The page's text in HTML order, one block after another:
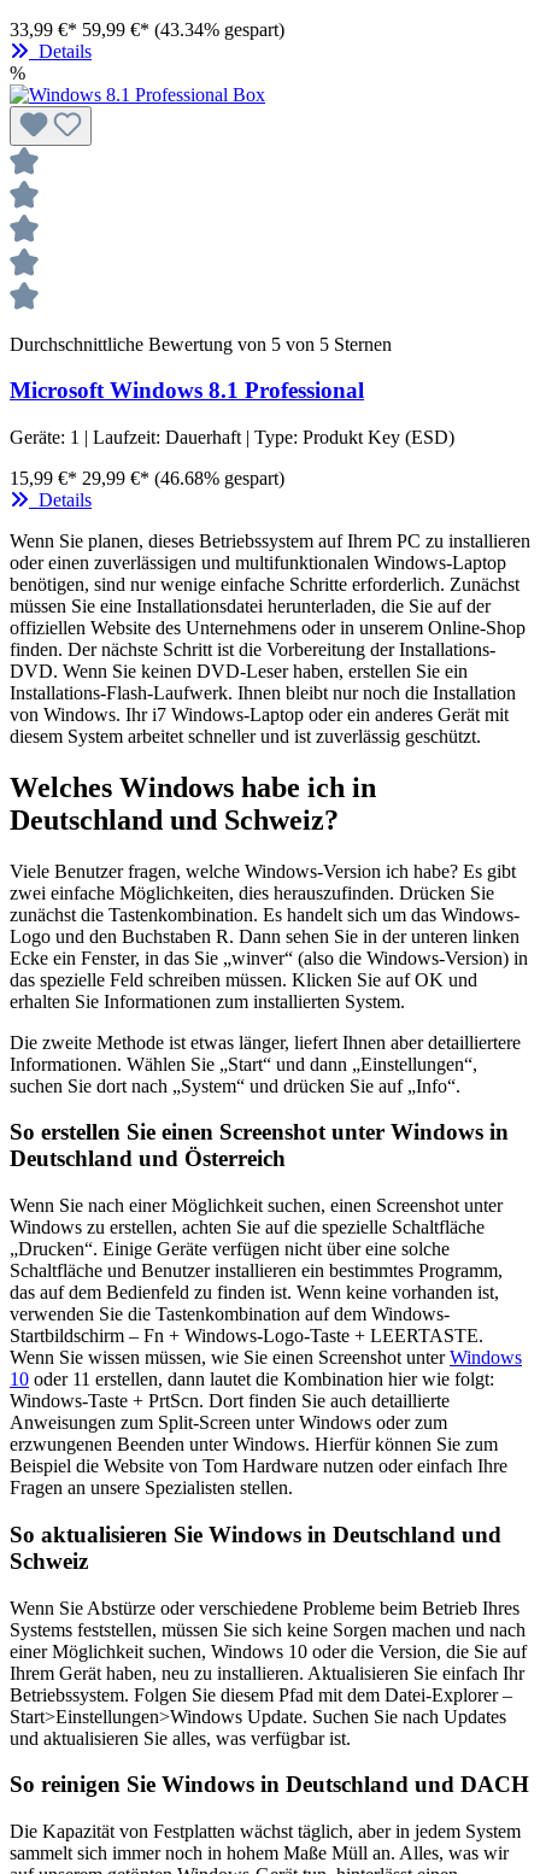
33,99 €* 59,99 €* (43.34% gespart)
Details
%
Durchschnittliche Bewertung von 5 von 5 Sternen
Microsoft Windows 8.1 Professional
Geräte: 1 | Laufzeit: Dauerhaft | Type: Produkt Key (ESD)
15,99 €* 29,99 €* (46.68% gespart)
Details
Wenn Sie planen, dieses Betriebssystem auf Ihrem PC zu installieren
oder einen zuverlässigen und multifunktionalen Windows-Laptop
benötigen, sind nur wenige einfache Schritte erforderlich. Zunächst
müssen Sie eine Installationsdatei herunterladen, die Sie auf der
offiziellen Website des Unternehmens oder in unserem Online-Shop
finden. Der nächste Schritt ist die Vorbereitung der Installations-
DVD. Wenn Sie keinen DVD-Leser haben, erstellen Sie ein
Installations-Flash-Laufwerk. Ihnen bleibt nur noch die Installation
von Windows. Ihr i7 Windows-Laptop oder ein anderes Gerät mit
diesem System arbeitet schneller und ist zuverlässig geschützt.
Welches Windows habe ich in
Deutschland und Schweiz?
Viele Benutzer fragen, welche Windows-Version ich habe? Es gibt
zwei einfache Möglichkeiten, dies herauszufinden. Drücken Sie
zunächst die Tastenkombination. Es handelt sich um das Windows-
Logo und den Buchstaben R. Dann sehen Sie in der unteren linken
Ecke ein Fenster, in das Sie „winver“ (also die Windows-Version) in
das spezielle Feld schreiben müssen. Klicken Sie auf OK und
erhalten Sie Informationen zum installierten System.
Die zweite Methode ist etwas länger, liefert Ihnen aber detailliertere
Informationen. Wählen Sie „Start“ und dann „Einstellungen“,
suchen Sie dort nach „System“ und drücken Sie auf „Info“.
So erstellen Sie einen Screenshot unter Windows in
Deutschland und Österreich
Wenn Sie nach einer Möglichkeit suchen, einen Screenshot unter
Windows zu erstellen, achten Sie auf die spezielle Schaltfläche
„Drucken“. Einige Geräte verfügen nicht über eine solche
Schaltfläche und Benutzer installieren ein bestimmtes Programm,
das auf dem Bedienfeld zu finden ist. Wenn keine vorhanden ist,
verwenden Sie die Tastenkombination auf dem Windows-
Startbildschirm – Fn + Windows-Logo-Taste + LEERTASTE.
Wenn Sie wissen müssen, wie Sie einen Screenshot unterWindows
10 oder 11 erstellen, dann lautet die Kombination hier wie folgt:
Windows-Taste + PrtScn. Dort finden Sie auch detaillierte
Anweisungen zum Split-Screen unter Windows oder zum
erzwungenen Beenden unter Windows. Hierfür können Sie zum
Beispiel die Website von Tom Hardware nutzen oder einfach Ihre
Fragen an unsere Spezialisten stellen.
So aktualisieren Sie Windows in Deutschland und
Schweiz
Wenn Sie Abstürze oder verschiedene Probleme beim Betrieb Ihres
Systems feststellen, müssen Sie sich keine Sorgen machen und nach
einer Möglichkeit suchen, Windows 10 oder die Version, die Sie auf
Ihrem Gerät haben, neu zu installieren. Aktualisieren Sie einfach Ihr
Betriebssystem. Folgen Sie diesem Pfad mit dem Datei-Explorer –
Start>Einstellungen>Windows Update. Suchen Sie nach Updates
und aktualisieren Sie alles, was verfügbar ist.
So reinigen Sie Windows in Deutschland und DACH
Die Kapazität von Festplatten wächst täglich, aber in jedem System
sammelt sich immer noch in hohem Maße Müll an. Alles, was wir